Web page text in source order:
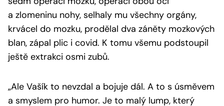
a zlomeninu nohy, selhaly mu všechny orgány,
krvácel do mozku, prodělal dva záněty mozkových
blan, zápal plic i covid. K tomu všemu podstoupil
ještě extrakci osmi zubů.
„Ale Vašík to nevzdal a bojuje dál. A to s úsměvem
a smyslem pro humor. Je to malý lump, který